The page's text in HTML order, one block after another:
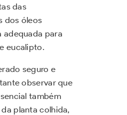
das
dos óleos
adequada para
eucalipto.
seguro e
observar que
também
planta colhida,